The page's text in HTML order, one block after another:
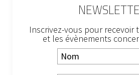
Inscrivez-vous pour
et les évènements